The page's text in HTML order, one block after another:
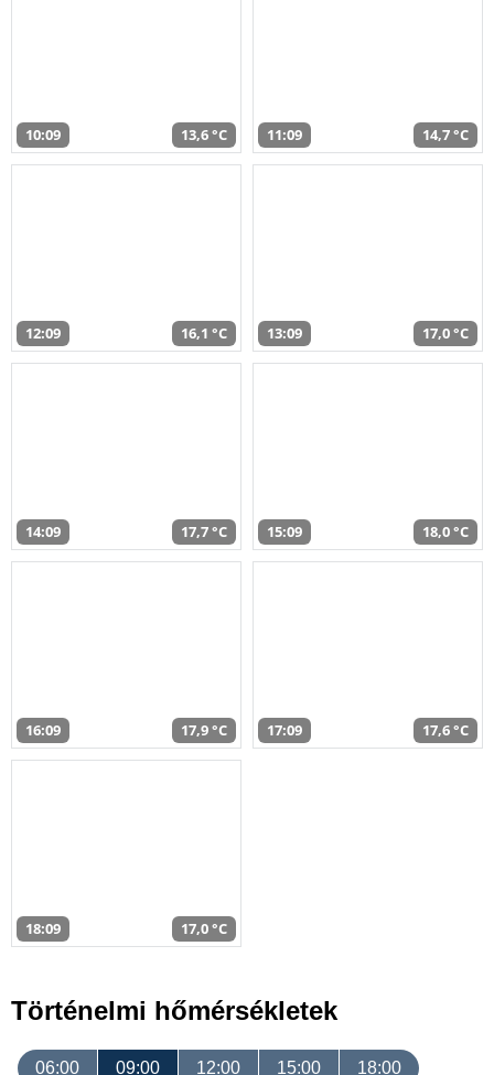
10:09 13,6 °C 11:09 14,7 °C
12:09 16,1 °C 13:09 17,0 °C
14:09 17,7 °C 15:09 18,0 °C
16:09 17,9 °C 17:09 17,6 °C
18:09 17,0 °C
Történelmi hőmérsékletek
06:00 09:00 12:00 15:00 18:00